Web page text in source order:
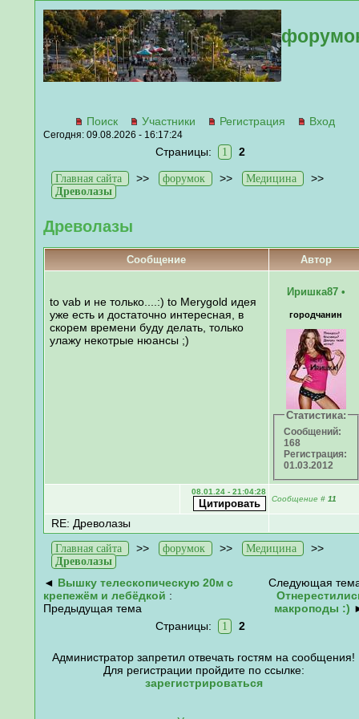
Поиск Участники Регистрация Вход
Сегодня: 09.08.2026 - 16:17:24
Страницы: 1 2
Главная сайта >> форумок >> Медицина >>
Древолазы
Древолазы
Сообщение Автор
to vab и не только....:) to Merygold идея
уже есть и достаточно интересная, в
скорем времени буду делать, только
улажу некотрые нюансы ;)
Иришка87 •
городчанин
Статистика:
Сообщений:
168
Регистрация:
01.03.2012
08.01.24 - 21:04:28
Сообщение # 11
RE: Древолазы
Главная сайта >> форумок >> Медицина >>
Древолазы
◄ Вышку телескопическую 20м с
крепежём и лебёдкой :
Предыдущая тема
Следующая
макроподы :)
Страницы:
1 2
Администратор запретил отвечать гостям на сообщения!
Для регистрации пройдите по ссылке:
зарегистрироваться